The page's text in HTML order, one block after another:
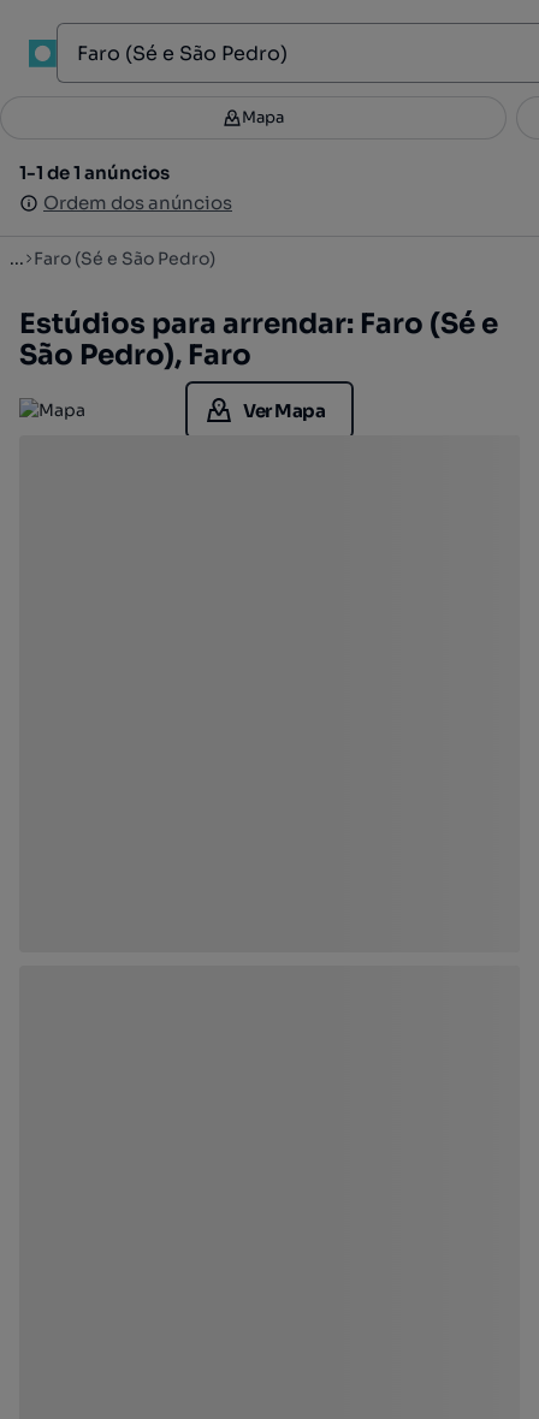
Filtros 3
1-1 de 1 anúncios
Ordem dos anúncios
Mapa
1-1 de 1 anúncios
Ordem dos anúncios
... Faro (Sé e São Pedro)
Estúdios para arrendar: Faro (Sé e
São Pedro), Faro
Ver Mapa